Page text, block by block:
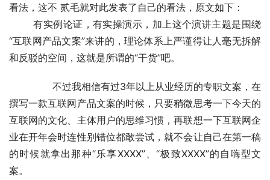
看法，这不 贰毛就对此发表了自己的看法，原文如下：
	有实例论证，有实操演示，加上这个演讲主题是围绕
“互联网产品文案”来讲的，理论体系上严谨得让人毫无拆解
和反驳的空间，这就是所谓的“干货”吧。
撰写一款互联网产品文案的时候，只要稍微思考一下今天的
互联网的文化、主体用户的思维习惯，再联想一下互联网企
业在开年会时连性别错位都敢尝试，就不会让自己在第一稿
的时候就拿出那种“乐享XXXX”、“极致XXXX”的自嗨型文
案。